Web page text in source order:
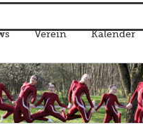
Verein Kalender